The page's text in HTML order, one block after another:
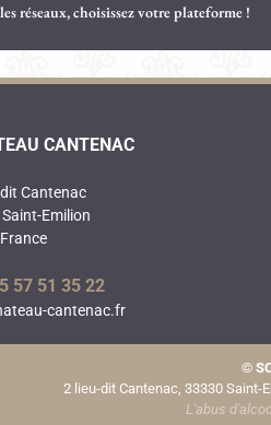
réseaux, choisissez votre plateforme !
CANTENAC
Cantenac
Emilion
France
57 51 35 22
cantenac.fr
©
2 lieu-dit Cantenac, 33330 Saint-
L'abus